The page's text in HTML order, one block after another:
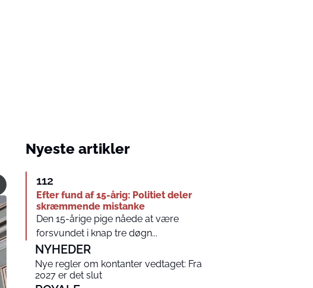
Nyeste artikler
112
Efter fund af 15-årig: Politiet deler
skræmmende mistanke
Den 15-årige pige nåede at være
forsvundet i knap tre døgn...
NYHEDER
Nye regler om kontanter vedtaget: Fra
2027 er det slut